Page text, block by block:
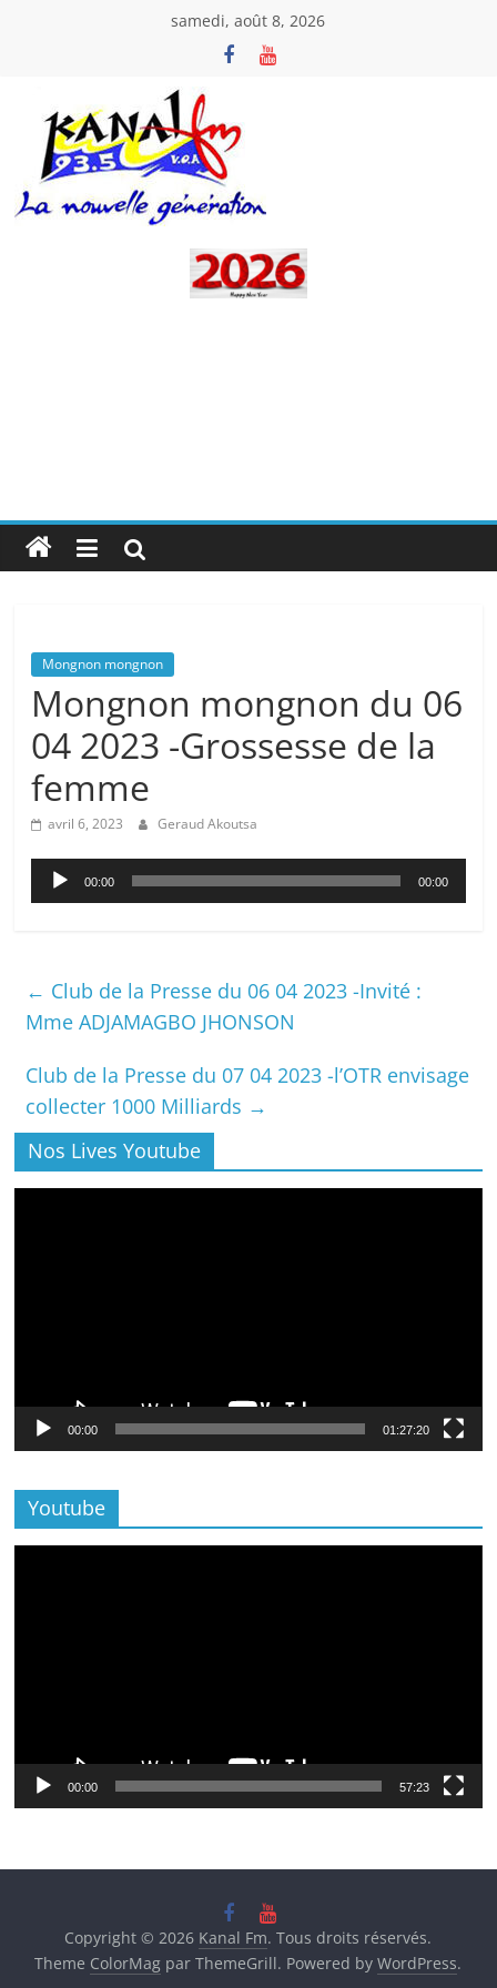
samedi, août 8, 2026
Kanal
Mongnon mongnon
Mongnon mongnon du 06
04 2023 -Grossesse de la
femme
avril 6, 2023 Geraud Akoutsa
Lecteur
audio
00:00 00:00
← Club de la Presse du 06 04 2023 -Invité :
Mme ADJAMAGBO JHONSON
Club de la Presse du 07 04 2023 -l’OTR envisage
collecter 1000 Milliards →
Nos Lives Youtube
00:00 01:27:20
Youtube
00:00 57:23
Copyright © 2026 Kanal Fm. Tous droits réservés.
Theme ColorMag par ThemeGrill. Powered byWordPress.